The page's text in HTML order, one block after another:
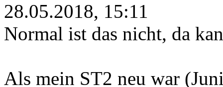
28.05.2018, 15:11
Normal ist das nicht, da
Als mein ST2 neu war